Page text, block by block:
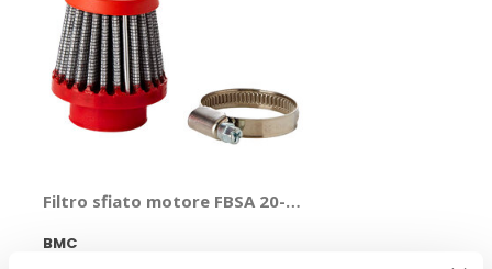
Filtro sfiato motore FBSA 20-40 - BMC
BMC